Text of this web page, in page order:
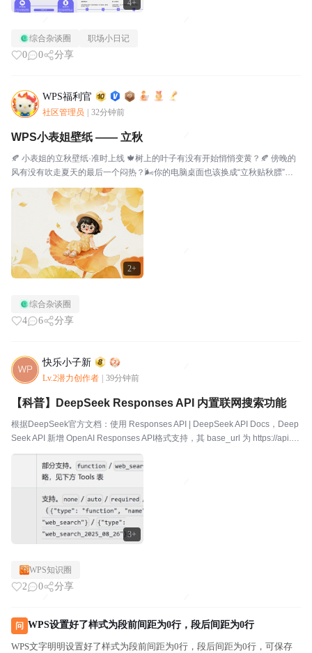
4+
综合杂谈圈 职场小日记
0 0 分享
WPS福利官
社区管理员 32分钟前
2+
WPS小表姐壁纸 —— 立秋
🍂 小表姐的立秋壁纸·准时上线 🍁树上的叶子有没有开始悄悄变黄？🍂 傍晚的
风有没有吹走夏天的最后一个闷热？🌬️你的电脑桌面也该换成“立秋贴秋膘”的
那一版啦！🖼️愿大家在这个夏秋交替的日子里，喝完奶茶，忘记烦恼，迎接凉
风。立秋快乐，秋安人顺🧋🍁PS：大家保存...
综合杂谈圈
4 6 分享
快乐小子新
Lv.2潜力创作者 39分钟前
3+
【科普】DeepSeek Responses API 内置联网搜索功能
根据DeepSeek官方文档：使用 Responses API | DeepSeek API Docs，Deep
Seek API 新增 OpenAI Responses API格式支持，其 base_url 为 https://api.de
epseek.c...
WPS知识圈
2 0 分享
问 WPS设置好了样式为段前间距为0行，段后间距为0行
WPS文字明明设置好了样式为段前间距为0行，段后间距为0行，可保存